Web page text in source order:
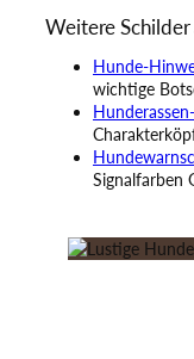
Weitere
Hunde-
wichtige
Signalfarben